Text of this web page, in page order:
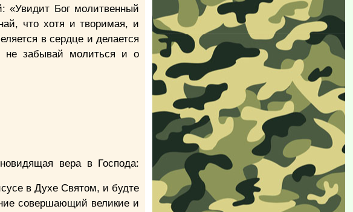
«Увидит Бог молитвенный
что хотя и творимая, и
в сердце и делается
не забывай молиться и о
вера в Господа:
в Духе Святом, и будте
совершающий великие и